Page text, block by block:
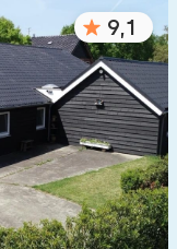
km)
487
1800 +
9,1